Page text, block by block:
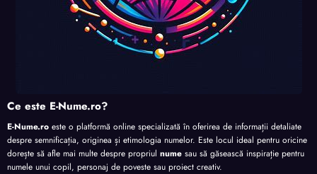
Ce este E-Nume.ro?
E-Nume.ro este o platformă online specializată în oferirea de informații detaliate
despre semnificația, originea și etimologia numelor. Este locul ideal pentru oricine
dorește să afle mai multe despre propriul nume sau să găsească inspirație pentru
numele unui copil, personaj de poveste sau proiect creativ.